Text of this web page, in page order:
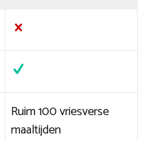
Ruim 100 vriesverse
maaltijden